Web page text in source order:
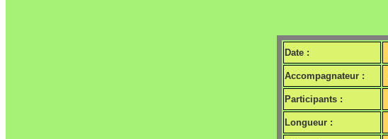
Date :
Accompagnateur :
Participants :
Longueur :